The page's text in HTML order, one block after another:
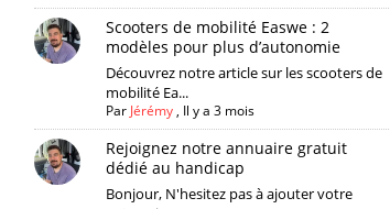
Scooters de mobilité Easwe : 2
modèles pour plus d’autonomie
Découvrez notre article sur les scooters de
mobilité Ea...
Par Jérémy, Il y a 3 mois
Rejoignez notre annuaire gratuit
dédié au handicap
Bonjour, N'hesitez pas à ajouter votre